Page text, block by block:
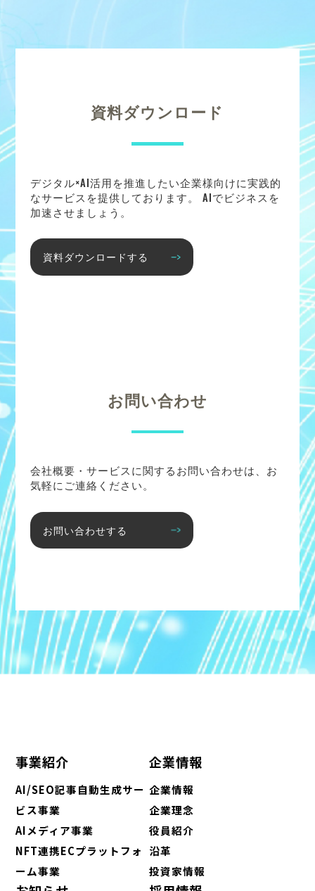
資料ダウンロード
デジタル×AI活用を推進したい企業様向けに実践的
なサービスを提供しております。 AIでビジネスを
加速させましょう。
資料ダウンロードする
お問い合わせ
会社概要・サービスに関するお問い合わせは、お
気軽にご連絡ください。
お問い合わせする
事業紹介
AI/SEO記事自動生成サー
ビス事業
AIメディア事業
NFT連携ECプラットフォ
ーム事業
企業情報
企業情報
企業理念
役員紹介
沿革
投資家情報